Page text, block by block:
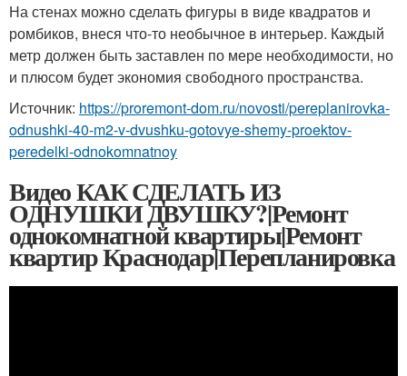
На стенах можно сделать фигуры в виде квадратов и
ромбиков, внеся что-то необычное в интерьер. Каждый
метр должен быть заставлен по мере необходимости, но
и плюсом будет экономия свободного пространства.
Источник: https://proremont-dom.ru/novosti/pereplanirovka-
odnushki-40-m2-v-dvushku-gotovye-shemy-proektov-
peredelki-odnokomnatnoy
Видео КАК СДЕЛАТЬ ИЗ
ОДНУШКИ ДВУШКУ?|Ремонт
однокомнатной квартиры|Ремонт
квартир Краснодар|Перепланировка